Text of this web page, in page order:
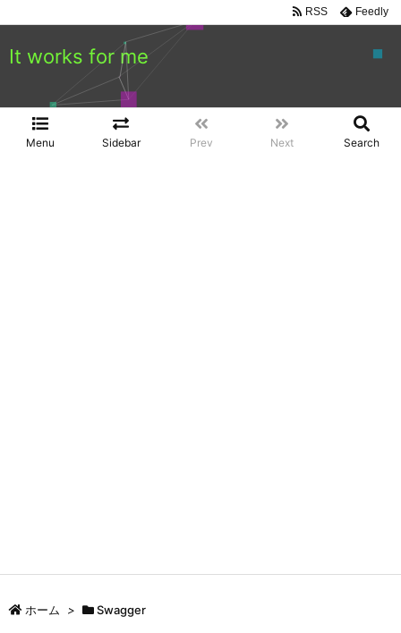
It works for me
Menu Sidebar Prev Next Search
RSS Feedly
ホーム > Swagger